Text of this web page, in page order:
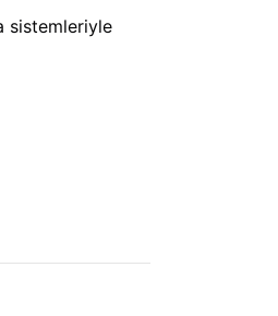
sistemleriyle